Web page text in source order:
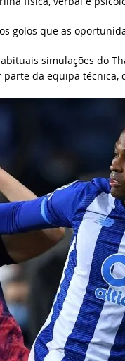
golos que as
simulações do
da equipa